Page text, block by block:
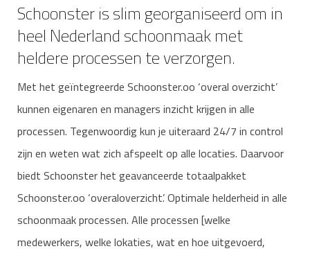
Schoonster is slim georganiseerd om in
heel Nederland schoonmaak met
heldere processen te verzorgen.
Met het geïntegreerde Schoonster.oo ‘overal overzicht’
kunnen eigenaren en managers inzicht krijgen in alle
processen. Tegenwoordig kun je uiteraard 24/7 in control
zijn en weten wat zich afspeelt op alle locaties. Daarvoor
biedt Schoonster het geavanceerde totaalpakket
Schoonster.oo ‘overaloverzicht’. Optimale helderheid in alle
schoonmaak processen. Alle processen [welke
medewerkers, welke lokaties, wat en hoe uitgevoerd,